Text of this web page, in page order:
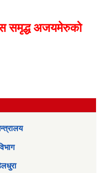
समृद्ध अजयमेरुको